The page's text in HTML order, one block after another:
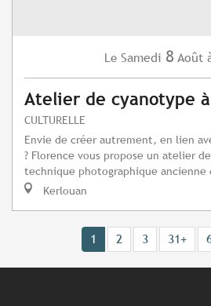
Le Samedi 8 Août
Atelier de cyanotype
CULTURELLE
Envie de créer autrement, en lien
? Florence vous propose un atelier
technique photographique ancienne
Kerlouan
1 2 3 31+